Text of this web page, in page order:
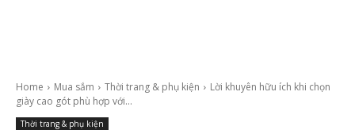
Home Mua sắm Thời trang & phụ kiện
Lời khuyên hữu ích khi chọn
giày cao gót phù hợp với...
Thời trang & phụ kiện